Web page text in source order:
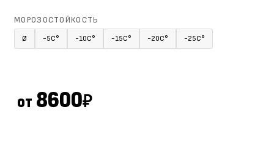
МОРОЗОСТОЙКОСТЬ
Ø -5С° -10С° -15С° -20С° -25С°
от 8600₽